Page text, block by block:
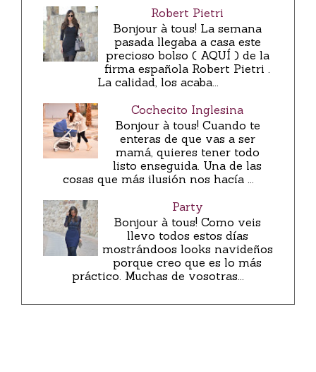
Robert Pietri
Bonjour à tous! La semana
pasada llegaba a casa este
precioso bolso ( AQUÍ ) de la
firma española Robert Pietri .
La calidad, los acaba...
Cochecito Inglesina
Bonjour à tous! Cuando te
enteras de que vas a ser
mamá, quieres tener todo
listo enseguida. Una de las
cosas que más ilusión nos hacía ...
Party
Bonjour à tous! Como veis
llevo todos estos días
mostrándoos looks navideños
porque creo que es lo más
práctico. Muchas de vosotras...